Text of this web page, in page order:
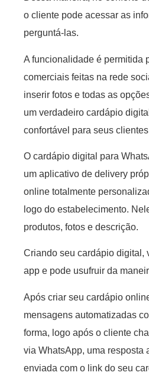
o cliente pode acessar as
perguntá-las.
A funcionalidade é permitida
comerciais feitas na rede
inserir fotos e todas as
um verdadeiro cardápio
confortável para seus
O cardápio digital para
um aplicativo de delivery
online totalmente
logo do estabelecimento.
produtos, fotos e descrição.
Criando seu cardápio digital,
app e pode usufruir da
Após criar seu cardápio
mensagens automatizadas
forma, logo após o cliente
via WhatsApp, uma resposta
enviada com o link do seu